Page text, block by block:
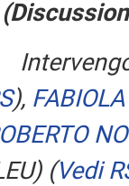
),
(Vedi